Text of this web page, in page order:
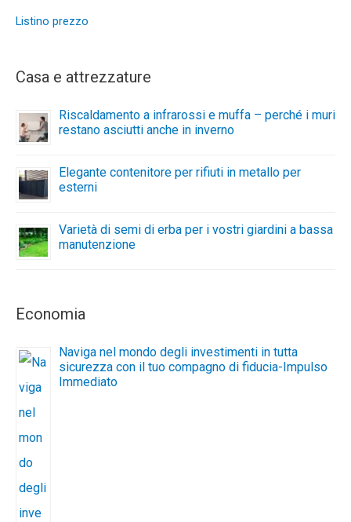
Listino prezzo
Casa e attrezzature
Riscaldamento a infrarossi e muffa – perché i muri
restano asciutti anche in inverno
Elegante contenitore per rifiuti in metallo per
esterni
Varietà di semi di erba per i vostri giardini a bassa
manutenzione
Economia
Naviga nel mondo degli investimenti in tutta
sicurezza con il tuo compagno di fiducia-Impulso
Immediato